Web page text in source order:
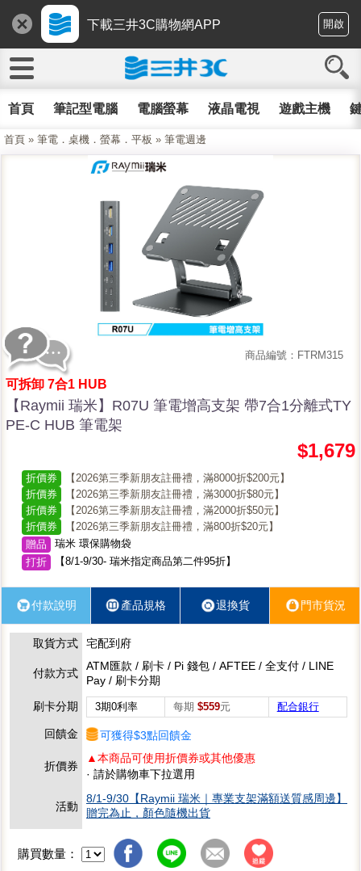
下載三井3C購物網APP 開啟
首頁 筆記型電腦 電腦螢幕 液晶電視 遊戲主機
首頁 » 筆電．桌機．螢幕．平板 » 筆電週邊
商品編號：FTRM315
可拆卸 7合1 HUB
【Raymii 瑞米】R07U 筆電增高支架 帶7合1分離式TY
PE-C HUB 筆電架
$1,679
折價券
【2026第三季新朋友註冊禮，滿8000折$200元】
折價券
【2026第三季新朋友註冊禮，滿3000折$80元】
折價券
【2026第三季新朋友註冊禮，滿2000折$50元】
折價券
【2026第三季新朋友註冊禮，滿800折$20元】
贈品
瑞米 環保購物袋
打折
【8/1-9/30- 瑞米指定商品第二件95折】
付款說明 產品規格 退換貨 門市貨況
取貨方式 宅配到府
付款方式
ATM匯款 / 刷卡 / Pi 錢包 / AFTEE / 全支付 / LINE
Pay / 刷卡分期
刷卡分期
3期0利率 每期 $559元 配合銀行
回饋金 可獲得$3點回饋金
折價券
▲本商品可使用折價券或其他優惠
· 請於購物車下拉選用
活動
8/1-9/30【Raymii 瑞米｜專業支架滿額送質感周邊】
贈完為止，顏色隨機出貨
購買數量：